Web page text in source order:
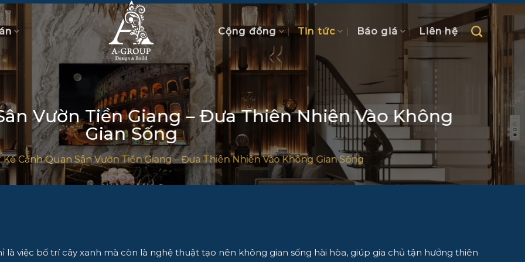
Cộng đồng Tin tức Báo giá Liên hệ
Vườn Tiền Giang – Đưa Thiên Nhiên Vào Không
Gian Sống
Cảnh Quan Sân Vườn Tiền Giang – Đưa Thiên Nhiên Vào Không Gian Sống
là việc bố trí cây xanh mà còn là nghệ thuật tạo nên không gian sống hài hòa, giúp gia chủ tận hưởng thiên